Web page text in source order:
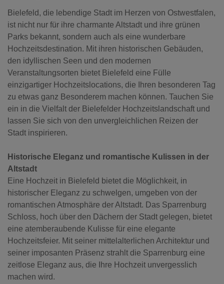
Bielefeld, die lebendige Stadt im Herzen von Ostwestfalen,
ist nicht nur für ihre charmante Altstadt und ihre grünen
Parks bekannt, sondern auch als eine wunderbare
Hochzeitsdestination. Mit ihren historischen Gebäuden,
den idyllischen Seen und den modernen
Veranstaltungsorten bietet Bielefeld eine Fülle
einzigartiger Hochzeitslocations, die Ihren besonderen Tag
zu etwas ganz Besonderem machen können. Tauchen Sie
ein in die Vielfalt der Bielefelder Hochzeitslandschaft und
lassen Sie sich von den unvergleichlichen Reizen der
Stadt inspirieren.
Historische Eleganz und romantische Kulissen in der
Altstadt
Eine Hochzeit in Bielefeld bietet die Möglichkeit, in
historischer Eleganz zu schwelgen, umgeben von der
romantischen Atmosphäre der Altstadt. Das Sparrenburg
Schloss, hoch über den Dächern der Stadt gelegen, bietet
eine atemberaubende Kulisse für eine elegante
Hochzeitsfeier. Mit seiner mittelalterlichen Architektur und
seiner imposanten Präsenz strahlt die Sparrenburg eine
zeitlose Eleganz aus, die Ihre Hochzeit unvergesslich
machen wird.